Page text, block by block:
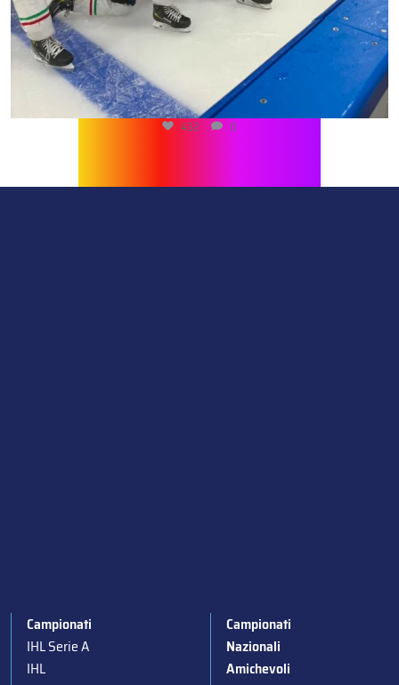
432 0
Campionati
IHL Serie A
IHL
Campionati
Nazionali
Amichevoli